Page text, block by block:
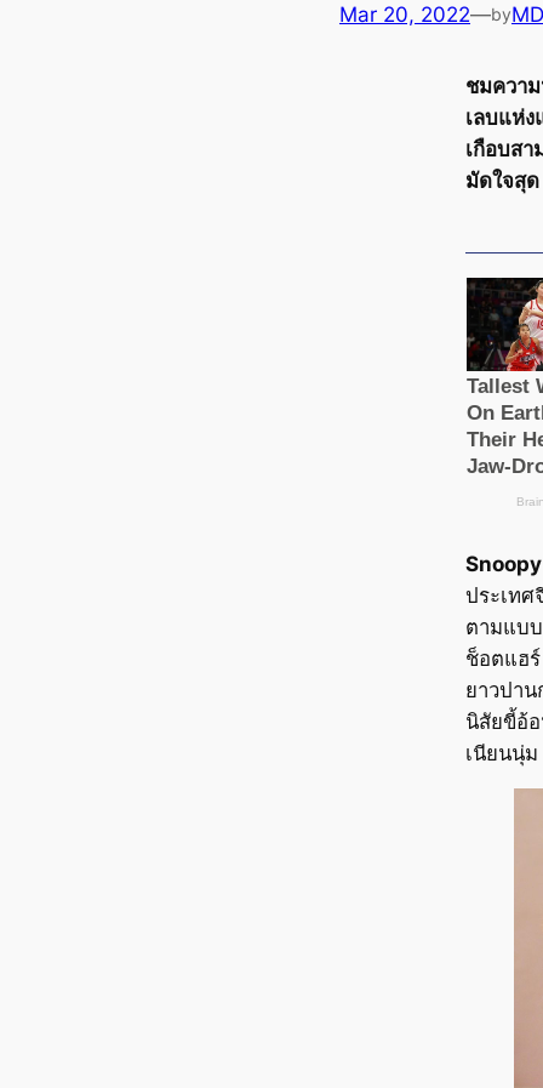
Mar 20, 2022—by
ชมความ
เลบแห่
เกือบส
มัดใจสุ
Snoopy
ประเทศ
ตามแบ
ช็อตแฮ
ยาวปาน
นิสัยขี้อ้
เนียนนุ่ม